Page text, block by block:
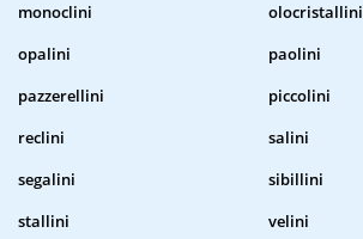
monoclini
olocristallini
opalini
paolini
pazzerellini
piccolini
reclini
salini
segalini
sibillini
stallini
velini